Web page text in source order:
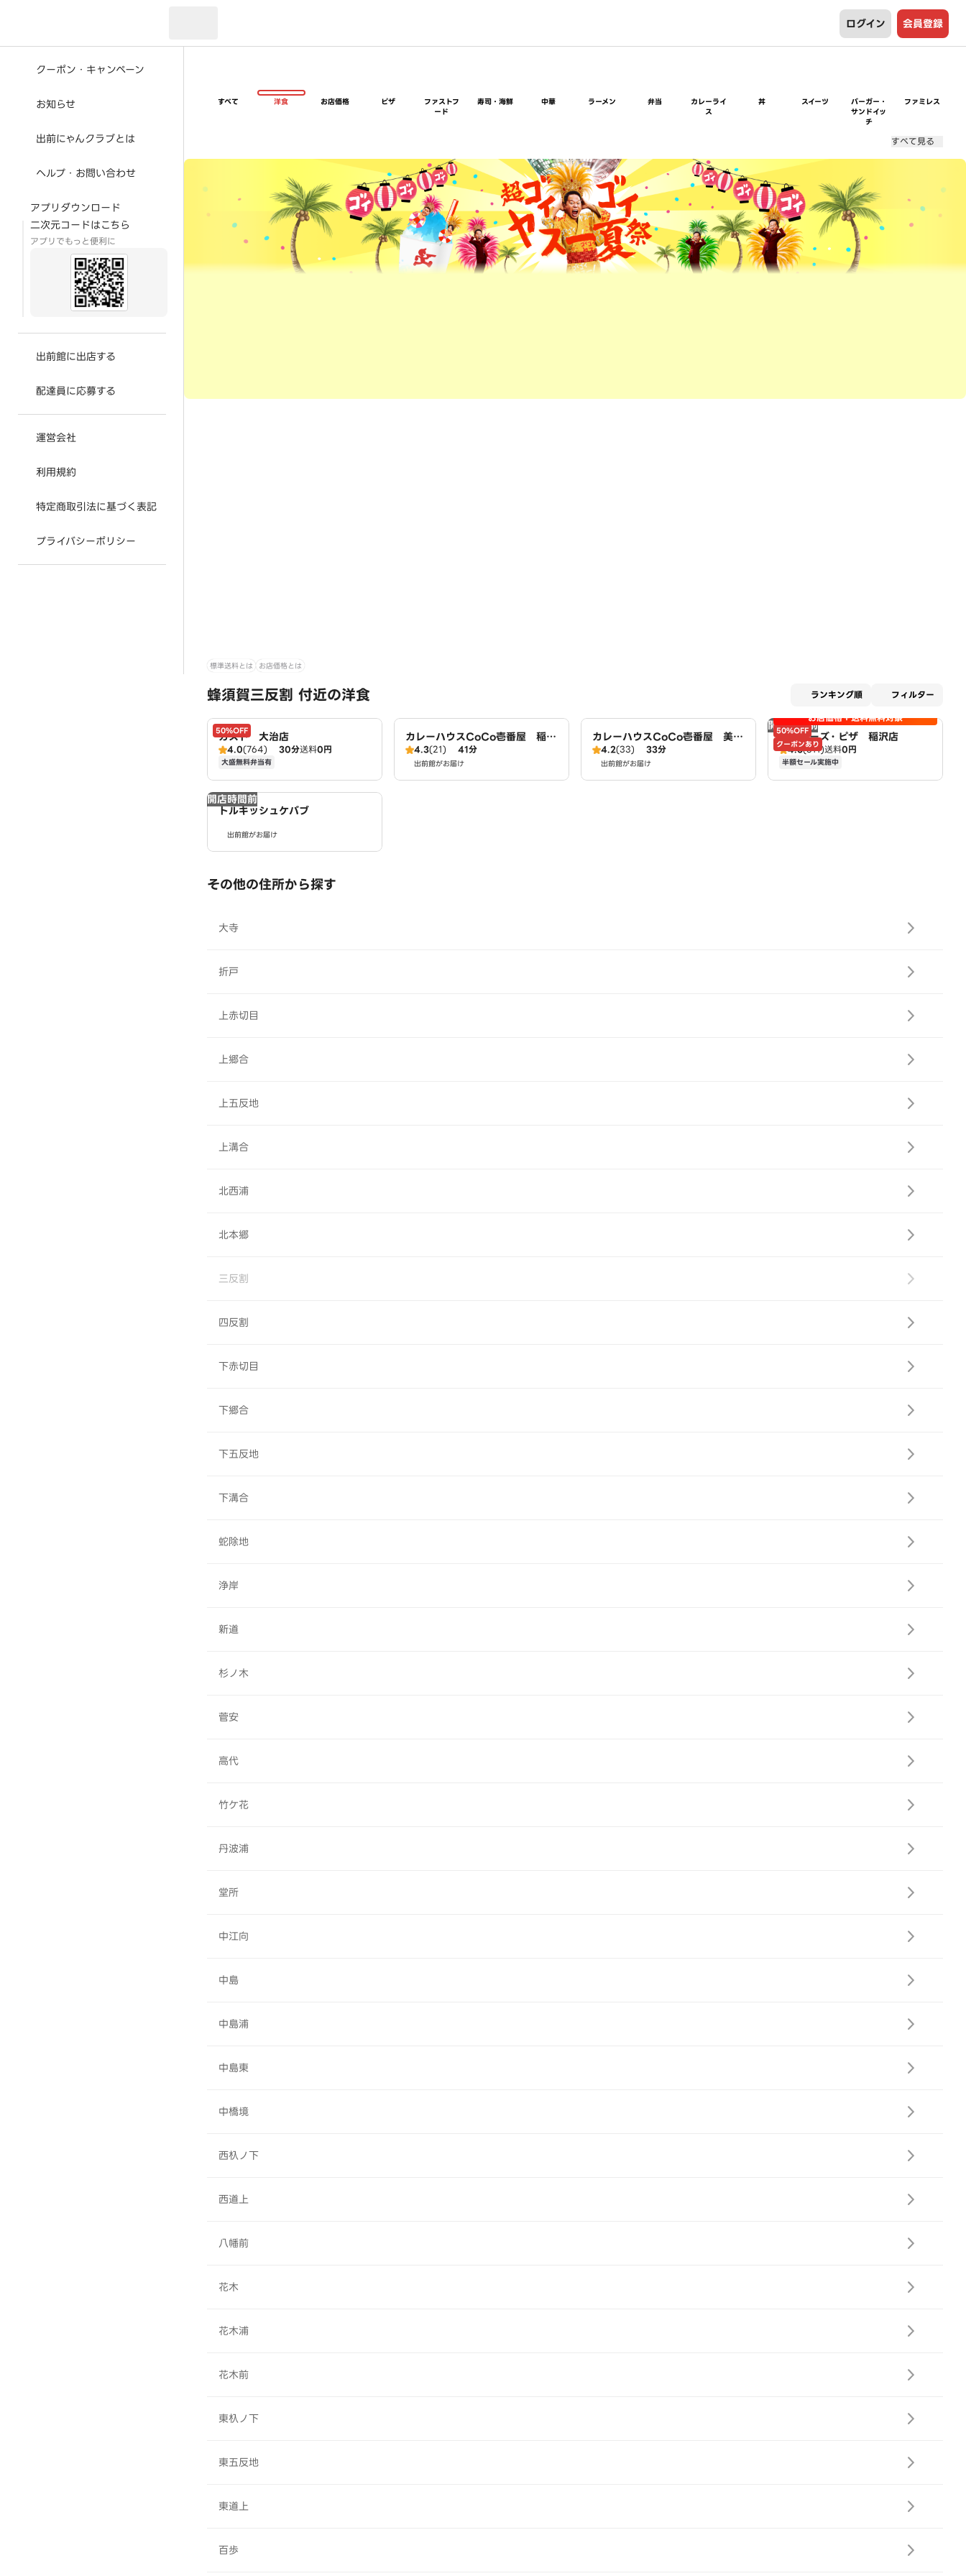
ログイン 会員登録
クーポン・キャンペーン
お知らせ
出前にゃんクラブとは
ヘルプ・お問い合わせ
アプリダウンロード
二次元コードはこちら
アプリでもっと便利に
出前館に出店する
配達員に応募する
運営会社
利用規約
特定商取引法に基づく表記
プライバシーポリシー
すべて 洋食 お店価格 ピザ
ファストフ
ード
寿司・海鮮 中華 ラーメン 弁当
カレーライ
ス
丼 スイーツ
バーガー・
サンドイッ
チ
ファミレス
すべて見る
超ゴイゴイヤスー夏祭
標準送料とは お店価格とは
蜂須賀三反割 付近の洋食 ランキング順 フィルター
50%OFF
ガスト 大治店
4.0(764) 30分送料0円
大盛無料弁当有
カレーハウスCoCo壱番屋 稲沢
大矢店（SD）
4.3(21) 41分
出前館がお届け
カレーハウスCoCo壱番屋 美和
店（SD）
4.2(33) 33分
出前館がお届け
開店時間前
50%OFF
クーポンあり
お店価格＋送料無料対象
アオキーズ・ピザ 稲沢店
4.5(611)送料0円
半額セール実施中
開店時間前
トルキッシュケバブ
出前館がお届け
その他の住所から探す
大寺
折戸
上赤切目
上郷合
上五反地
上溝合
北西浦
北本郷
三反割
四反割
下赤切目
下郷合
下五反地
下溝合
蛇除地
浄岸
新道
杉ノ木
菅安
高代
竹ケ花
丹波浦
堂所
中江向
中島
中島浦
中島東
中橋境
西杁ノ下
西道上
八幡前
花木
花木浦
花木前
東杁ノ下
東五反地
東道上
百歩